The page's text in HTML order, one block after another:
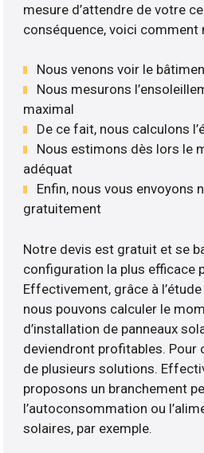
mesure d’attendre de votre
conséquence, voici comment
Nous venons voir le
Nous mesurons
maximal
De ce fait, nous calculons
Nous estimons dès lors le
adéquat
Enfin, nous vous envoyons
gratuitement
Notre devis est gratuit et se
configuration la plus efficace
Effectivement, grâce à
nous pouvons calculer le
d’installation de panneaux
deviendront profitables. Pour
de plusieurs solutions.
proposons un branchement
l’autoconsommation ou
solaires, par exemple.